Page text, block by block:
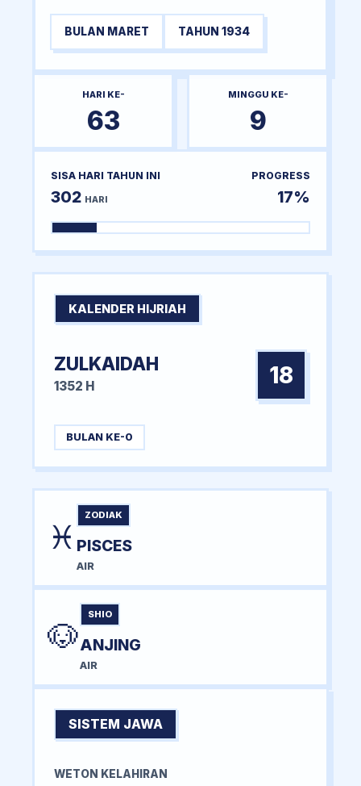
BULAN MARET TAHUN 1934
HARI KE-
63
MINGGU KE-
9
SISA HARI TAHUN INI
302 HARI
PROGRESS
17%
KALENDER HIJRIAH
ZULKAIDAH
1352 H 18
BULAN KE-0
♓
ZODIAK
PISCES
AIR
🐶
SHIO
ANJING
AIR
SISTEM JAWA
WETON KELAHIRAN